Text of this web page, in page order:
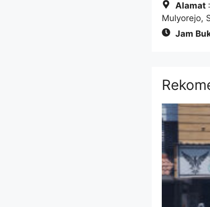
Alamat
Mulyorejo,
Jam